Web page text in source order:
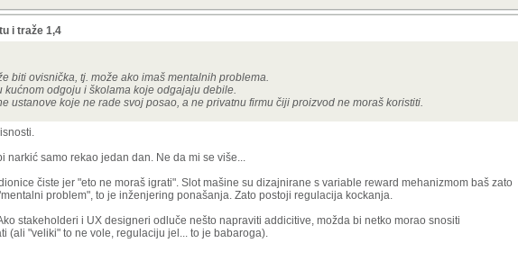
i traže 1,4
biti ovisnička, tj. može ako imaš mentalnih problema.
kućnom odgoju i školama koje odgajaju debile.
ustanove koje ne rade svoj posao, a ne privatnu firmu čiji proizvod ne moraš koristiti.
narkić samo rekao jedan dan. Ne da mi se više...
čiste jer "eto ne moraš igrati". Slot mašine su dizajnirane s variable reward mehanizmom baš zato
problem", to je inženjering ponašanja. Zato postoji regulacija kockanja.
stakeholderi i UX designeri odluče nešto napraviti addicitive, možda bi netko morao snositi
(ali "veliki" to ne vole, regulaciju jel... to je babaroga).